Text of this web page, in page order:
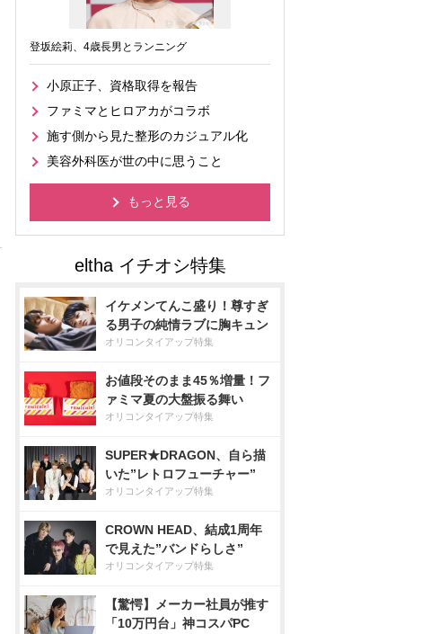
登坂絵莉、4歳長男とランニング
小原正子、資格取得を報告
ファミマとヒロアカがコラボ
施す側から見た整形のカジュアル化
美容外科医が世の中に思うこと
もっと見る
イケメンてんこ盛り！尊すぎ
る男子の純情ラブに胸キュン
オリコンタイアップ特集
お値段そのまま45％増量！フ
ァミマ夏の大盤振る舞い
オリコンタイアップ特集
SUPER★DRAGON、自ら描
いた”レトロフューチャー”
オリコンタイアップ特集
CROWN HEAD、結成1周年
で見えた”バンドらしさ”
オリコンタイアップ特集
【驚愕】メーカー社員が推す
「10万円台」神コスパPC